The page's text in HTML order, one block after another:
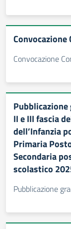
Convocazione
II e III fascia
dell’Infanzia
Primaria
Secondaria
scolastico
Pubblicazione